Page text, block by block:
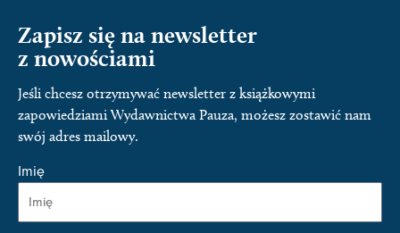
Zapisz się na newsletter
z nowościami
Jeśli chcesz otrzymywać newsletter z książkowymi
zapowiedziami Wydawnictwa Pauza, możesz zostawić nam
swój adres mailowy.
Imię